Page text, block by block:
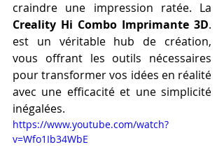
Creality Hi Combo Imprimante 3D.
est un véritable hub de création,
vous offrant les outils nécessaires
pour transformer vos idées en réalité
avec une efficacité et une simplicité
inégalées.
https://www.youtube.com/watch?
v=Wfo1Ib34WbE